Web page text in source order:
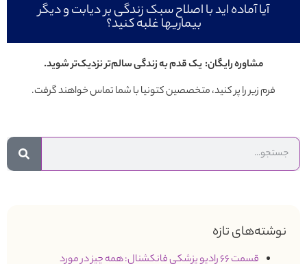
آیا آماده اید با اصلاح سبک زندگی بر دیابت و دیگر
بیماریها غلبه کنید؟
مشاوره رایگان: یک قدم به زندگی سالم‌تر نزدیک‌تر شوید.
فرم زیر را پر کنید، متخصصین کتونیا با شما تماس خواهند گرفت.
نوشته‌های تازه
قسمت 66 رادیو پزشکی فانکشنال: همه چیز در مورد